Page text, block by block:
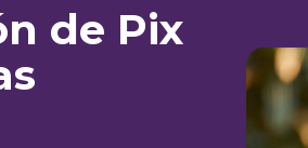
de Pix